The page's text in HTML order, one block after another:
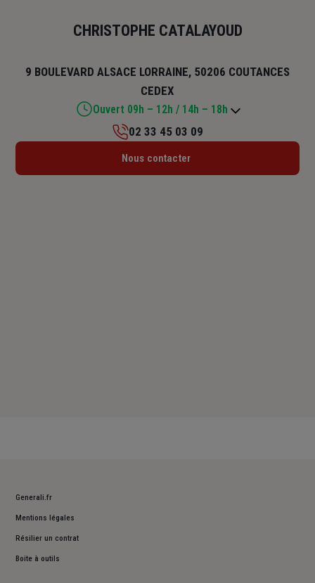
CHRISTOPHE CATALAYOUD
9 BOULEVARD ALSACE LORRAINE, 50206 COUTANCES
CEDEX
Ouvert 09h – 12h / 14h – 18h
Lundi : 09h – 12h / 14h – 18h
02 33 45 03 09
Nous contacter
Generali.fr
Mentions légales
Résilier un contrat
Boite à outils